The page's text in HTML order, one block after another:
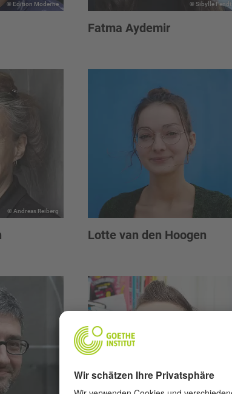
© Edition Moderne © Sibylle Fendt
Fatma Aydemir
© Andreas Reiberg
Lotte van den Hoogen